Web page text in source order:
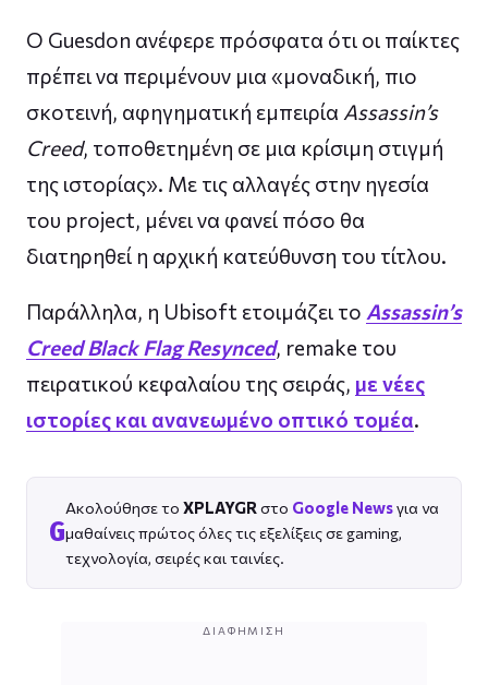
Ο Guesdon ανέφερε πρόσφατα ότι οι παίκτες
πρέπει να περιμένουν μια «μοναδική, πιο
σκοτεινή, αφηγηματική εμπειρία Assassin’s
Creed, τοποθετημένη σε μια κρίσιμη στιγμή
της ιστορίας». Με τις αλλαγές στην ηγεσία
του project, μένει να φανεί πόσο θα
διατηρηθεί η αρχική κατεύθυνση του τίτλου.
Παράλληλα, η Ubisoft ετοιμάζει το Assassin’s
Creed Black Flag Resynced, remake του
πειρατικού κεφαλαίου της σειράς, με νέες
ιστορίες και ανανεωμένο οπτικό τομέα.
G
Ακολούθησε το XPLAYGR στο Google Newsγια να
μαθαίνεις πρώτος όλες τις εξελίξεις σε gaming,
τεχνολογία, σειρές και ταινίες.
ΔΙΑΦΉΜΙΣΗ